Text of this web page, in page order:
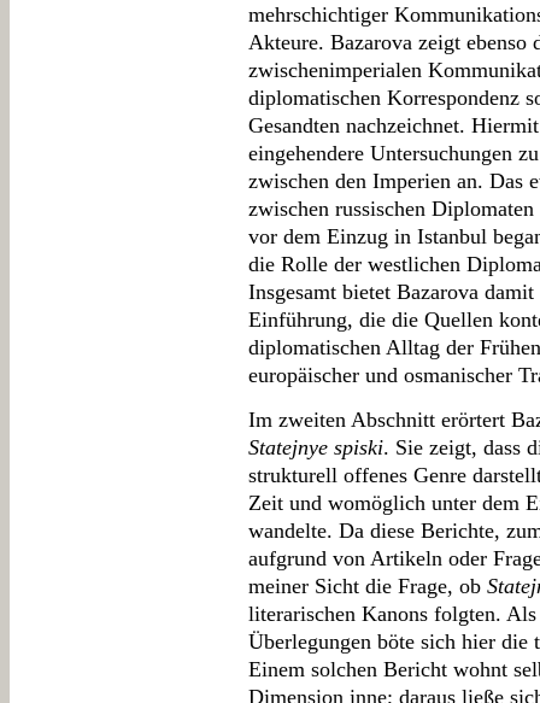
mehrschichtiger
Akteure. Bazarova zeigt ebenso
zwischenimperialen
diplomatischen Korrespondenz
Gesandten nachzeichnet.
eingehendere Untersuchungen
zwischen den Imperien an. Das
zwischen russischen
vor dem Einzug in Istanbul
die Rolle der westlichen
Insgesamt bietet Bazarova
Einführung, die die Quellen
diplomatischen Alltag der
europäischer und osmanischer
Im zweiten Abschnitt erörtert
Statejnye spiski. Sie zeigt, dass
strukturell offenes Genre
Zeit und womöglich unter dem
wandelte. Da diese Berichte,
aufgrund von Artikeln oder
meiner Sicht die Frage, ob
literarischen Kanons folgten.
Überlegungen böte sich hier
Einem solchen Bericht wohnt
Dimension inne; daraus ließe